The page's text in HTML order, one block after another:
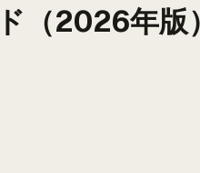
（2026年版）